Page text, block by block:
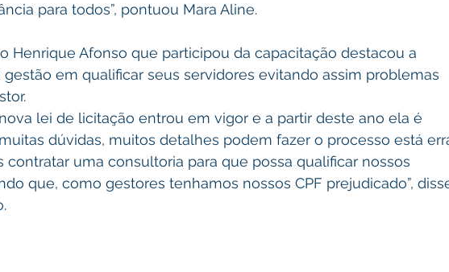
para todos”, pontuou Mara Aline.
em qualificar seus servidores evitando assim problemas
lei de licitação entrou em vigor e a partir deste ano ela é
dúvidas, muitos detalhes podem fazer o processo está
contratar uma consultoria para que possa qualificar nossos
que, como gestores tenhamos nossos CPF prejudicado”,